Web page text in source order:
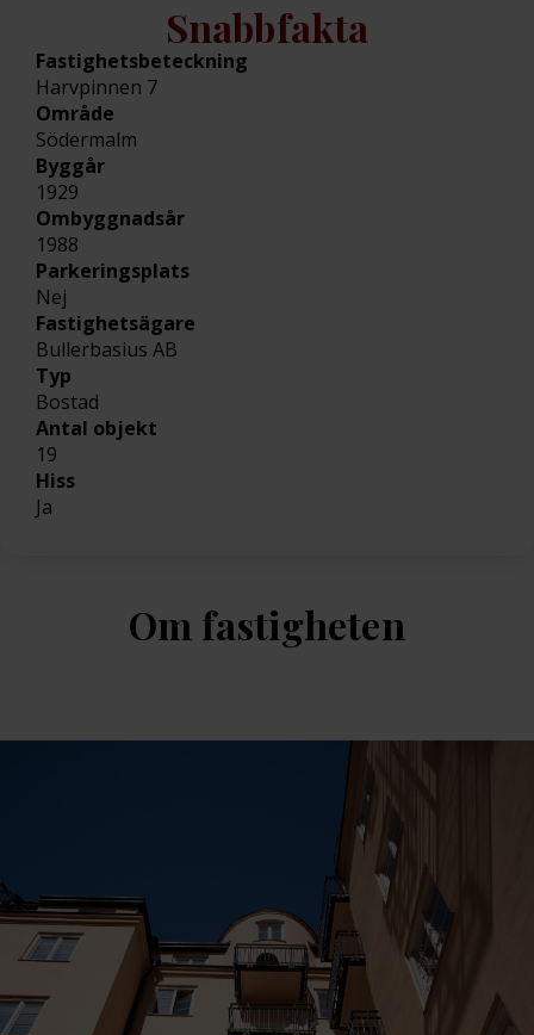
Snabbfakta
Fastighetsbeteckning
Harvpinnen 7
Område
Södermalm
Byggår
1929
Ombyggnadsår
1988
Parkeringsplats
Nej
Fastighetsägare
Bullerbasius AB
Typ
Bostad
Antal objekt
19
Hiss
Ja
Om fastigheten